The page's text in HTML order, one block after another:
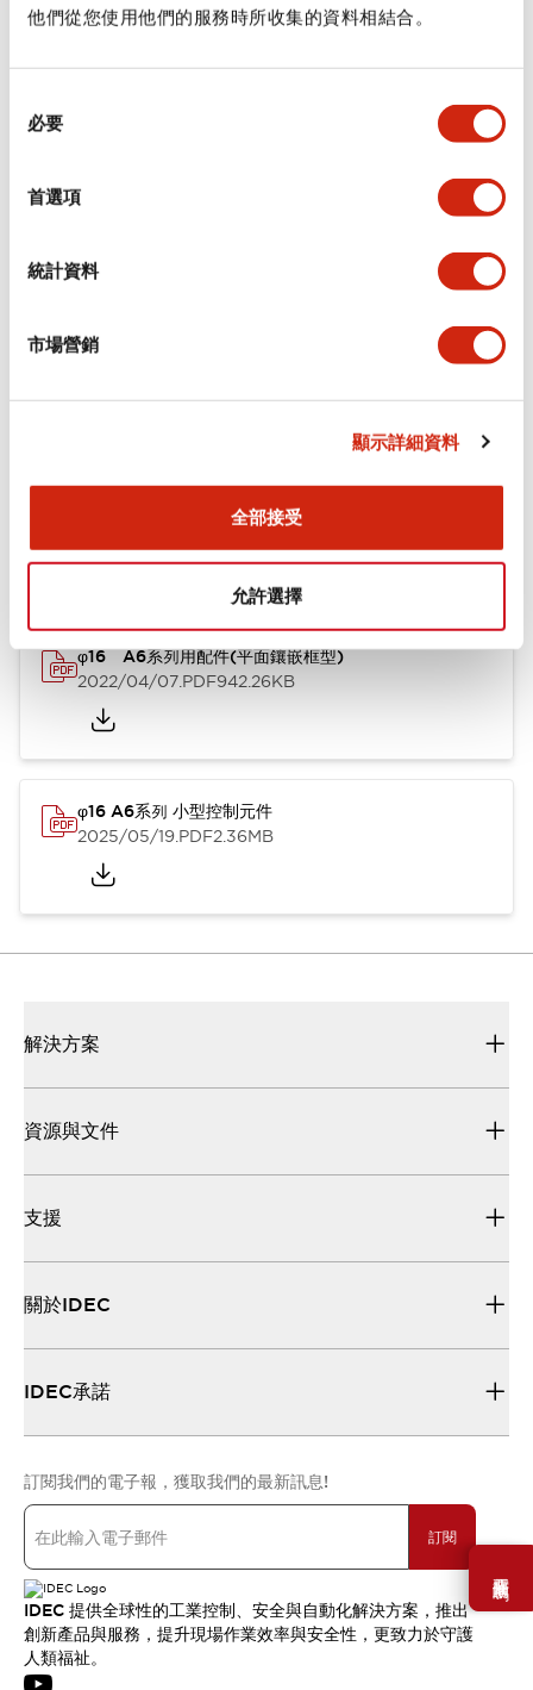
他們從您使用他們的服務時所收集的資料相結合。
必要
首選項
統計資料
市場營銷
顯示詳細資料
全部接受
允許選擇
需要幫助嗎？
規格
環境規範
機械規格
安裝和安裝規範
型錄和宣傳手冊 CAD檔 認證與標準 技術文件
φ16 A6系列用配件(平面鑲嵌框型)
2022/04/07.PDF942.26KB
φ16 A6系列 小型控制元件
2025/05/19.PDF2.36MB
解決方案
資源與文件
支援
關於IDEC
IDEC承諾
訂閱我們的電子報，獲取我們的最新訊息!
訂閱
IDEC 提供全球性的工業控制、安全與自動化解決方案，推出
創新產品與服務，提升現場作業效率與安全性，更致力於守護
人類福祉。